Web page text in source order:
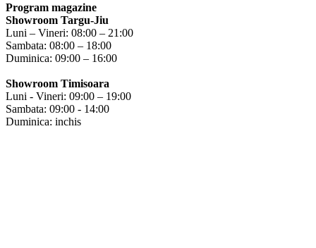
Program magazine
Showroom Targu-Jiu
Luni – Vineri: 08:00 – 21:00
Sambata: 08:00 – 18:00
Duminica: 09:00 – 16:00
Showroom Timisoara
Luni - Vineri: 09:00 – 19:00
Sambata: 09:00 - 14:00
Duminica: inchis